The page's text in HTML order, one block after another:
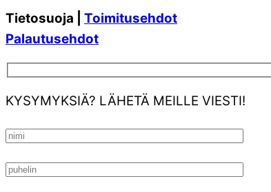
Tietosuoja | Toimitusehdot
Palautusehdot
KYSYMYKSIÄ? LÄHETÄ MEILLE VIESTI!